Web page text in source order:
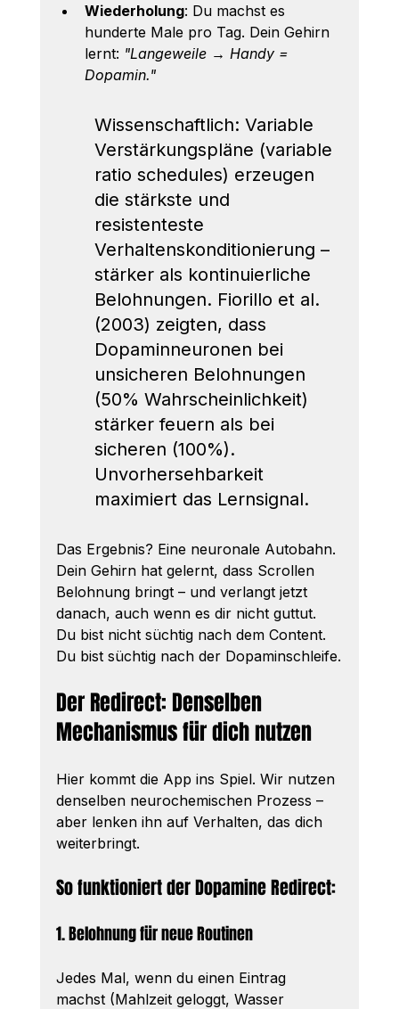
Wiederholung: Du machst es
hunderte Male pro Tag. Dein Gehirn
lernt: "Langeweile → Handy =
Dopamin."
Wissenschaftlich: Variable
Verstärkungspläne (variable
ratio schedules) erzeugen
die stärkste und
resistenteste
Verhaltenskonditionierung –
stärker als kontinuierliche
Belohnungen. Fiorillo et al.
(2003) zeigten, dass
Dopaminneuronen bei
unsicheren Belohnungen
(50% Wahrscheinlichkeit)
stärker feuern als bei
sicheren (100%).
Unvorhersehbarkeit
maximiert das Lernsignal.
Das Ergebnis? Eine neuronale Autobahn.
Dein Gehirn hat gelernt, dass Scrollen
Belohnung bringt – und verlangt jetzt
danach, auch wenn es dir nicht guttut.
Du bist nicht süchtig nach dem Content.
Du bist süchtig nach der Dopaminschleife.
Der Redirect: Denselben
Mechanismus für dich nutzen
Hier kommt die App ins Spiel. Wir nutzen
denselben neurochemischen Prozess –
aber lenken ihn auf Verhalten, das dich
weiterbringt.
So funktioniert der Dopamine Redirect:
1. Belohnung für neue Routinen
Jedes Mal, wenn du einen Eintrag
machst (Mahlzeit geloggt, Wasser